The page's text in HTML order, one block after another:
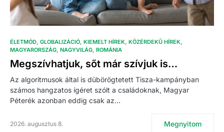
ÉLETMÓD GLOBALIZÁCIÓ KIEMELT HÍREK KÖZÉRDEKŰ HÍREK
MAGYARORSZÁG NAGYVILÁG ROMÁNIA
Megszívhatjuk, sőt már szívjuk is…
Az algoritmusok által is dübörögtetett Tisza-kampányban
számos hangzatos ígéret szólt a családoknak, Magyar
Péterék azonban eddig csak az…
2026. augusztus 8. Megnyitom